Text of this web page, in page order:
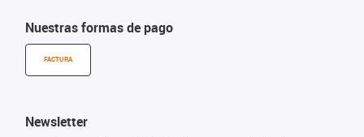
Nuestras formas de pago
FACTURA
Newsletter